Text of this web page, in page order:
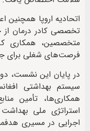
اتحادیه اروپا همچنین
تخصصی کادر درمان از
متخصصین، همکاری
فرصت‌های شغلی برای
در پایان این نشست،
سیستم بهداشتی
همکاری‌ها، تأمین
استراتژی ملی
اجرایی در مسیری